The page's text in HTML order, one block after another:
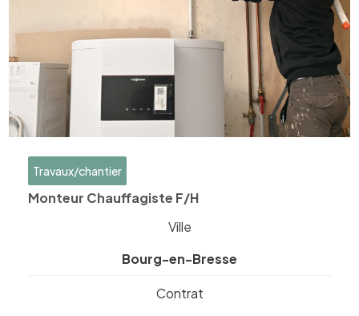
Travaux/chantier
Monteur Chauffagiste F/H
Ville
Bourg-en-Bresse
Contrat